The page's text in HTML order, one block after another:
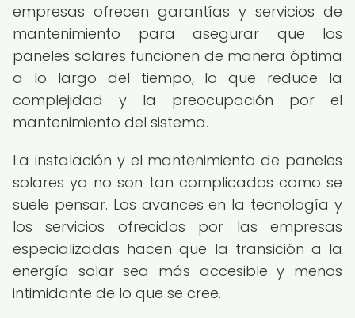
empresas ofrecen garantías y servicios de
mantenimiento para asegurar que los
paneles solares funcionen de manera óptima
a lo largo del tiempo, lo que reduce la
complejidad y la preocupación por el
mantenimiento del sistema.
La instalación y el mantenimiento de paneles
solares ya no son tan complicados como se
suele pensar. Los avances en la tecnología y
los servicios ofrecidos por las empresas
especializadas hacen que la transición a la
energía solar sea más accesible y menos
intimidante de lo que se cree.